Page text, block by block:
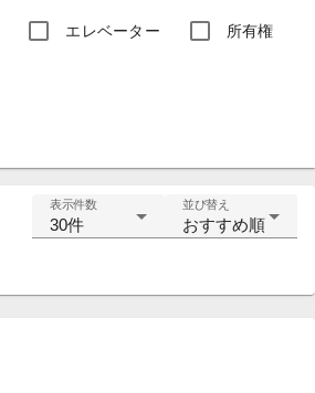
エレベーター 所有権
表示件数
30件
並び替え
おすすめ順